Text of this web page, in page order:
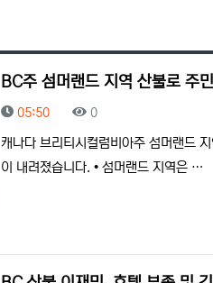
BC주 섬머랜드 지역 산불로 주
등록일
05:50 조회
0
캐나다 브리티시컬럼비아주 섬머랜드
이 내려졌습니다. • 섬머랜드 지역은 …